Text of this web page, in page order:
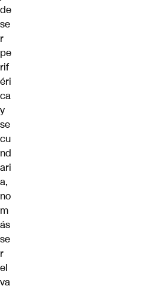
de
se
r
pe
rif
éri
ca
y
se
cu
nd
ari
a,
no
m
ás
se
r
el
va